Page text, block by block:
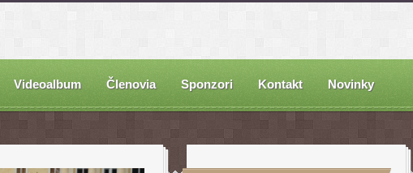
Videoalbum Členovia Sponzori Kontakt Novinky